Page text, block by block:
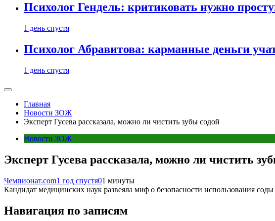
Психолог Гендель: критиковать нужно
1 день спустя
Психолог Абравитова: карманные деньги
1 день спустя
Главная
Новости ЗОЖ
Эксперт Гусева рассказала, можно ли чистить зубы содой
Новости ЗОЖ
Эксперт Гусева рассказала, можно ли чистить
Чемпионат.com1 год спустя01 минуты
Кандидат медицинских наук развеяла миф о безопасности использования соды
Навигация по записям